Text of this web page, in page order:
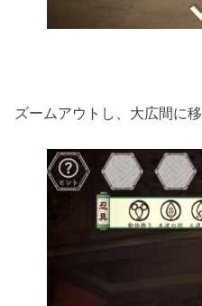
ズームアウトし、大広間に移